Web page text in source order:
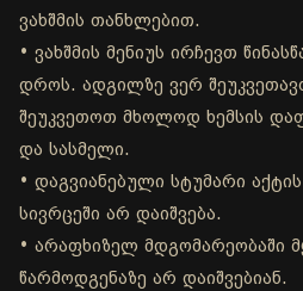
ვახშმის თანხლებით.
• ვახშმის მენიუს ირჩევთ
დროს. ადგილზე ვერ
შეუკვეთოთ მხოლოდ ხემსის
და სასმელი.
• დაგვიანებული სტუმარი
სივრცეში არ დაიშვება.
• არაფხიზელ მდგომარეობაში
წარმოდგენაზე არ დაიშვებიან.